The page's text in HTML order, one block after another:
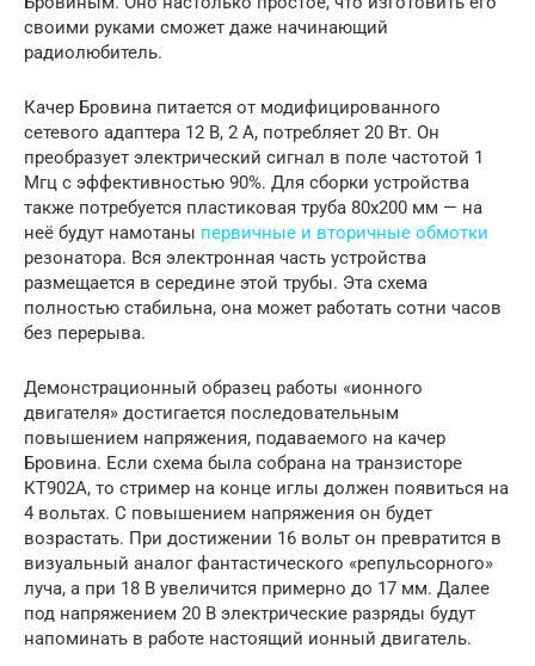
своими руками сможет даже начинающий
радиолюбитель.
Качер Бровина питается от модифицированного
сетевого адаптера 12 В, 2 А, потребляет 20 Вт. Он
преобразует электрический сигнал в поле частотой 1
Мгц с эффективностью 90%. Для сборки устройства
также потребуется пластиковая труба 80х200 мм — на
неё будут намотаны первичные и вторичные обмотки
резонатора. Вся электронная часть устройства
размещается в середине этой трубы. Эта схема
полностью стабильна, она может работать сотни часов
без перерыва.
Демонстрационный образец работы «ионного
двигателя» достигается последовательным
повышением напряжения, подаваемого на качер
Бровина. Если схема была собрана на транзисторе
КТ902А, то стример на конце иглы должен появиться на
4 вольтах. С повышением напряжения он будет
возрастать. При достижении 16 вольт он превратится в
визуальный аналог фантастического «репульсорного»
луча, а при 18 В увеличится примерно до 17 мм. Далее
под напряжением 20 В электрические разряды будут
напоминать в работе настоящий ионный двигатель.